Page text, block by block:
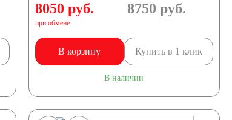
8050 руб.
при обмене
8750 руб.
В корзину Купить в 1 клик
В наличии